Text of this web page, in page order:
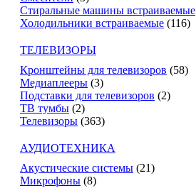
Стиральные машины встраиваемые
Холодильники встраиваемые (116)
ТЕЛЕВИЗОРЫ
Кронштейны для телевизоров (58)
Медиаплееры (3)
Подставки для телевизоров (2)
ТВ тумбы (2)
Телевизоры (363)
АУДИОТЕХНИКА
Акустические системы (21)
Микрофоны (8)